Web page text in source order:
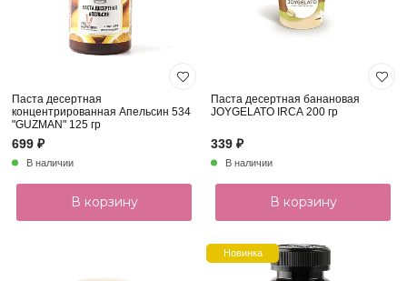
Паста десертная
концентрированная Апельсин 534
"GUZMAN" 125 гр
699 ₽
В наличии
В корзину
Паста десертная банановая
JOYGELATO IRCA 200 гр
339 ₽
В наличии
В корзину
Новинка